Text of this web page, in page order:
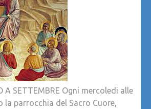
A SETTEMBRE Ogni mercoledi alle
la parrocchia del Sacro Cuore,